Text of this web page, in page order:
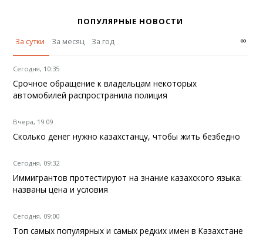
ПОПУЛЯРНЫЕ НОВОСТИ
За сутки
За месяц За год ∞
Сегодня, 10:35
Срочное обращение к владельцам некоторых
автомобилей распространила полиция
Вчера, 19:09
Сколько денег нужно казахстанцу, чтобы жить безбедно
Сегодня, 09:32
Иммигрантов протестируют на знание казахского языка:
названы цена и условия
Сегодня, 09:00
Топ самых популярных и самых редких имен в Казахстане